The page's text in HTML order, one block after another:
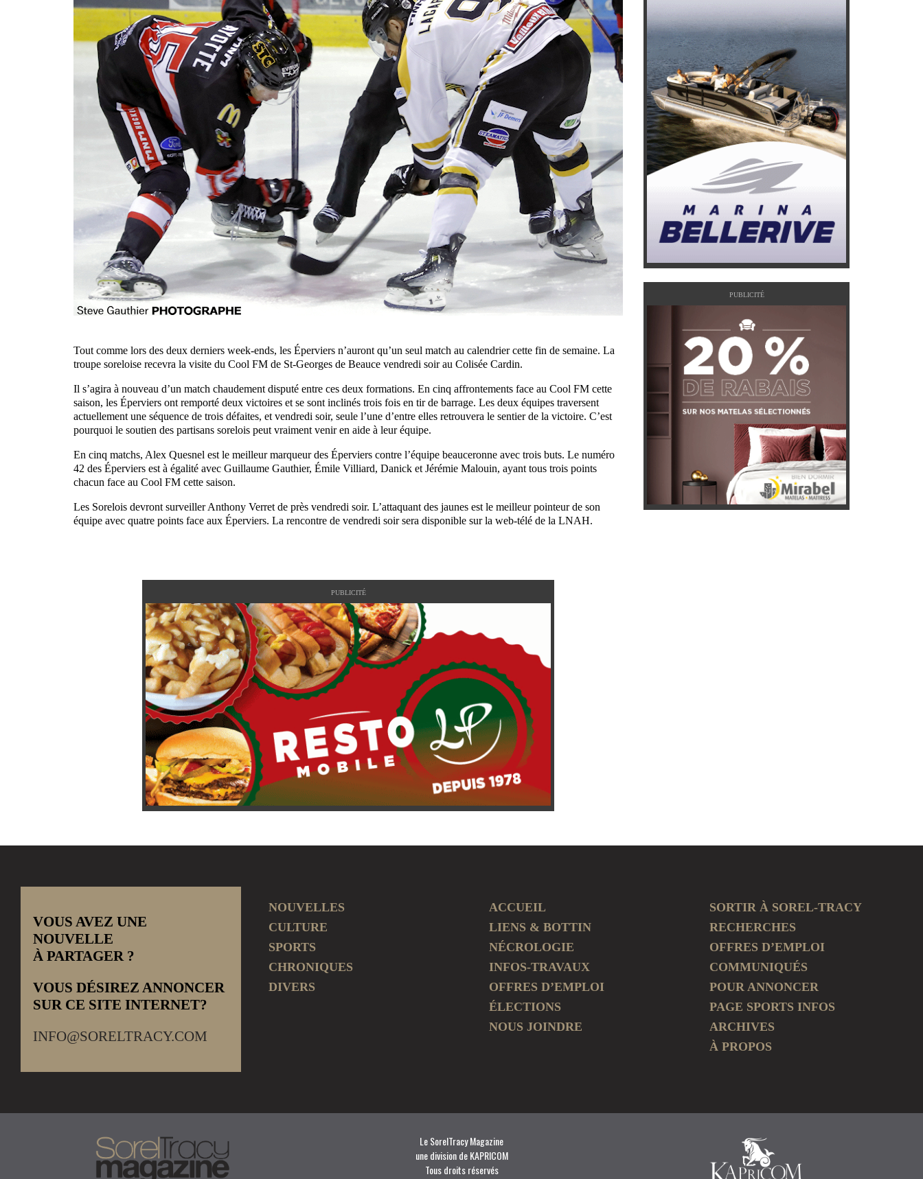
Tout comme lors des deux derniers week-ends, les Éperviers n’auront qu’un seul match au calendrier cette fin de semaine. La
troupe soreloise recevra la visite du Cool FM de St-Georges de Beauce vendredi soir au Colisée Cardin.
Il s’agira à nouveau d’un match chaudement disputé entre ces deux formations. En cinq affrontements face au Cool FM cette
saison, les Éperviers ont remporté deux victoires et se sont inclinés trois fois en tir de barrage. Les deux équipes traversent
actuellement une séquence de trois défaites, et vendredi soir, seule l’une d’entre elles retrouvera le sentier de la victoire. C’est
pourquoi le soutien des partisans sorelois peut vraiment venir en aide à leur équipe.
En cinq matchs, Alex Quesnel est le meilleur marqueur des Éperviers contre l’équipe beauceronne avec trois buts. Le numéro
42 des Éperviers est à égalité avec Guillaume Gauthier, Émile Villiard, Danick et Jérémie Malouin, ayant tous trois points
chacun face au Cool FM cette saison.
Les Sorelois devront surveiller Anthony Verret de près vendredi soir. L’attaquant des jaunes est le meilleur pointeur de son
équipe avec quatre points face aux Éperviers. La rencontre de vendredi soir sera disponible sur la web-télé de la LNAH.
PUBLICITÉ
PUBLICITÉ
VOUS AVEZ UNE
NOUVELLE
À PARTAGER ?
VOUS DÉSIREZ ANNONCER
SUR CE SITE INTERNET?
INFO@SORELTRACY.COM
NOUVELLES
CULTURE
SPORTS
CHRONIQUES
DIVERS
ACCUEIL
LIENS & BOTTIN
NÉCROLOGIE
INFOS-TRAVAUX
OFFRES D’EMPLOI
ÉLECTIONS
NOUS JOINDRE
SORTIR À SOREL-TRACY
RECHERCHES
OFFRES D’EMPLOI
COMMUNIQUÉS
POUR ANNONCER
PAGE SPORTS INFOS
ARCHIVES
À PROPOS
Le SorelTracy Magazine
une division de KAPRICOM
Tous droits réservés